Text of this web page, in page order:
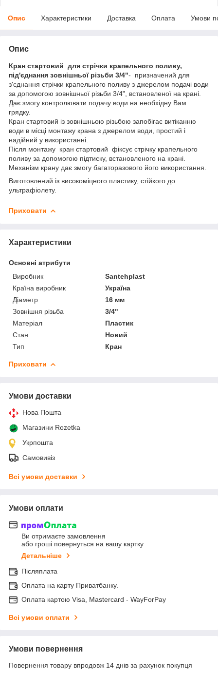
Опис Характеристики Доставка Оплата Умови
Опис
Кран стартовий для стрічки крапельного поливу,
під'єднання зовнішньої різьби 3/4"- призначений для
з'єднання стрічки крапельного поливу з джерелом подачі води
за допомогою зовнішньої різьби 3/4", встановленої на крані.
Дає змогу контролювати подачу води на необхідну Вам
грядку.
Кран стартовий із зовнішньою різьбою запобігає витіканню
води в місці монтажу крана з джерелом води, простий і
надійний у використанні.
Після монтажу кран стартовий фіксує стрічку крапельного
поливу за допомогою підтиску, встановленого на крані.
Механізм крану дає змогу багаторазового його використання.
Виготовлений із високоміцного пластику, стійкого до
ультрафіолету.
Приховати
Характеристики
Основні атрибути
Виробник
Santehplast
Країна виробник
Україна
Діаметр
16 мм
Зовнішня різьба
3/4"
Матеріал
Пластик
Стан
Новий
Тип
Кран
Приховати
Умови доставки
Нова Пошта
Магазини Rozetka
Укрпошта
Самовивіз
Всі умови доставки
Умови оплати
Ви отримаєте замовлення
або гроші повернуться на вашу картку
Детальніше
Післяплата
Оплата на карту Приватбанку.
Оплата картою Visa, Mastercard - WayForPay
Всі умови оплати
Умови повернення
Повернення товару впродовж 14 днів за рахунок покупця